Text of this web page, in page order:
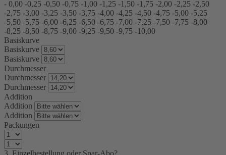
- 0,00 -0,25 -0,50 -0,75 -1,00 -1,25 -1,50 -1,75 -2,00 -2,25 -2,50
-2,75 -3,00 -3,25 -3,50 -3,75 -4,00 -4,25 -4,50 -4,75 -5,00 -5,25
-5,50 -5,75 -6,00 -6,25 -6,50 -6,75 -7,00 -7,25 -7,50 -7,75 -8,00
-8,25 -8,50 -8,75 -9,00 -9,25 -9,50 -9,75 -10,00
Basiskurve
Basiskurve
Basiskurve
Durchmesser
Durchmesser
Durchmesser
Addition
Addition
Addition
Packungen
3. Einzelbestellung oder Spar-Abo?